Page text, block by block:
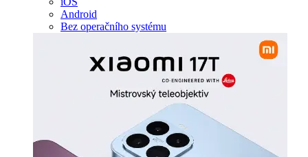
Android
Bez operačního systému